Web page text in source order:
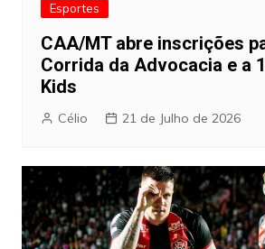
Esportes
CAA/MT abre inscrições
Corrida da Advocacia e a
Kids
Célio 21 de Julho de 2026